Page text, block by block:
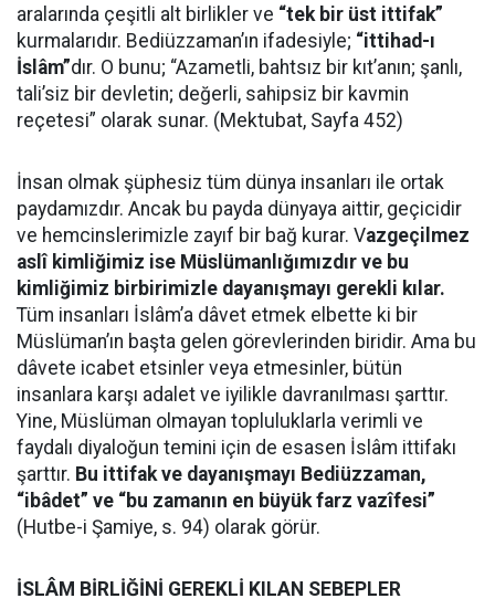
aralarında çeşitli alt birlikler ve “tek bir üst ittifak”
kurmalarıdır. Bediüzzaman’ın ifadesiyle; “ittihad-ı
İslâm”dır. O bunu; “Azametli, bahtsız bir kıt’anın; şanlı,
tali’siz bir devletin; değerli, sahipsiz bir kavmin
reçetesi” olarak sunar. (Mektubat, Sayfa 452)
İnsan olmak şüphesiz tüm dünya insanları ile ortak
paydamızdır. Ancak bu payda dünyaya aittir, geçicidir
ve hemcinslerimizle zayıf bir bağ kurar. Vazgeçilmez
aslî kimliğimiz ise Müslümanlığımızdır ve bu
kimliğimiz birbirimizle dayanışmayı gerekli kılar.
Tüm insanları İslâm’a dâvet etmek elbette ki bir
Müslüman’ın başta gelen görevlerinden biridir. Ama bu
dâvete icabet etsinler veya etmesinler, bütün
insanlara karşı adalet ve iyilikle davranılması şarttır.
Yine, Müslüman olmayan topluluklarla verimli ve
faydalı diyaloğun temini için de esasen İslâm ittifakı
şarttır. Bu ittifak ve dayanışmayı Bediüzzaman,
“ibâdet” ve “bu zamanın en büyük farz vazîfesi”
(Hutbe-i Şamiye, s. 94) olarak görür.
İSLÂM BİRLİĞİNİ GEREKLİ KILAN SEBEPLER